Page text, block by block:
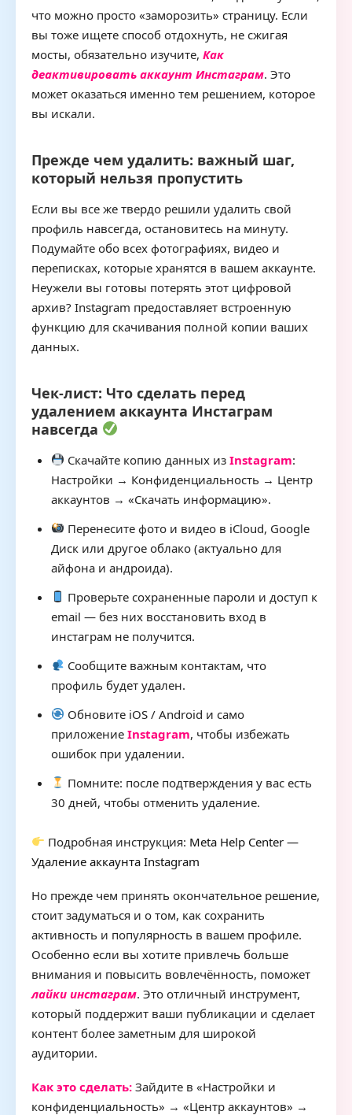
что можно просто «заморозить» страницу. Если
вы тоже ищете способ отдохнуть, не сжигая
мосты, обязательно изучите, Как
деактивировать аккаунт Инстаграм. Это
может оказаться именно тем решением, которое
вы искали.
Прежде чем удалить: важный шаг,
который нельзя пропустить
Если вы все же твердо решили удалить свой
профиль навсегда, остановитесь на минуту.
Подумайте обо всех фотографиях, видео и
переписках, которые хранятся в вашем аккаунте.
Неужели вы готовы потерять этот цифровой
архив? Instagram предоставляет встроенную
функцию для скачивания полной копии ваших
данных.
Чек-лист: Что сделать перед
удалением аккаунта Инстаграм
навсегда
Скачайте копию данных изInstagram:
Настройки → Конфиденциальность → Центр
аккаунтов → «Скачать информацию».
Перенесите фото и видео в iCloud, Google
Диск или другое облако (актуально для
айфона и андроида).
Проверьте сохраненные пароли и доступ к
email — без них восстановить вход в
инстаграм не получится.
Сообщите важным контактам, что
профиль будет удален.
Обновите iOS / Android и само
приложение Instagram, чтобы избежать
ошибок при удалении.
Помните: после подтверждения у вас есть
30 дней, чтобы отменить удаление.
Подробная инструкция: Meta Help Center —
Удаление аккаунта Instagram
Но прежде чем принять окончательное решение,
стоит задуматься и о том, как сохранить
активность и популярность в вашем профиле.
Особенно если вы хотите привлечь больше
внимания и повысить вовлечённость, поможет
лайки инстаграм. Это отличный инструмент,
который поддержит ваши публикации и сделает
контент более заметным для широкой
аудитории.
Как это сделать: Зайдите в «Настройки и
конфиденциальность» → «Центр аккаунтов» →